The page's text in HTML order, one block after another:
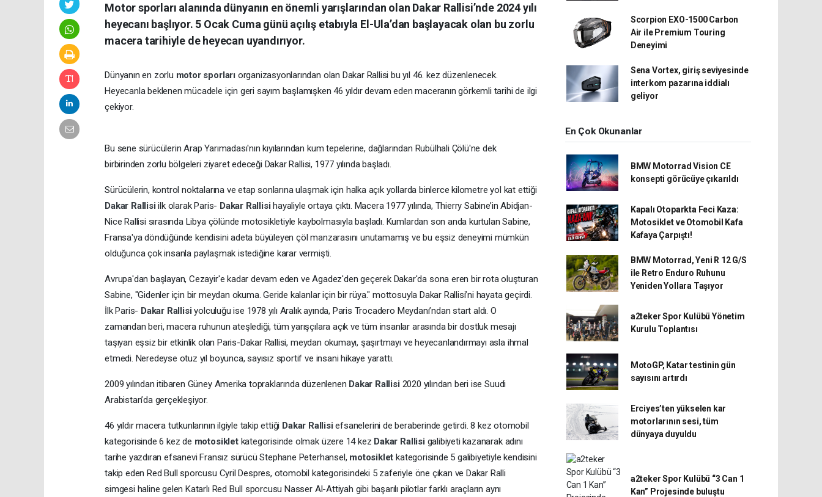
Motor sporları alanında dünyanın en önemli yarışlarından olan Dakar Rallisi’nde 2024 yılı
heyecanı başlıyor. 5 Ocak Cuma günü açılış etabıyla El-Ula’dan başlayacak olan bu zorlu
macera tarihiyle de heyecan uyandırıyor.
Dünyanın en zorlu motor sporları organizasyonlarından olan Dakar Rallisi bu yıl 46. kez düzenlenecek.
Heyecanla beklenen mücadele için geri sayım başlamışken 46 yıldır devam eden maceranın görkemli tarihi de ilgi
çekiyor.
Bu sene sürücülerin Arap Yarımadası'nın kıyılarından kum tepelerine, dağlarından Rubülhali Çölü'ne dek
birbirinden zorlu bölgeleri ziyaret edeceği Dakar Rallisi, 1977 yılında başladı.
Sürücülerin, kontrol noktalarına ve etap sonlarına ulaşmak için halka açık yollarda binlerce kilometre yol kat ettiği
Dakar Rallisiilk olarak Paris- Dakar Rallisi hayaliyle ortaya çıktı. Macera 1977 yılında, Thierry Sabine’in Abidjan-
Nice Rallisi sırasında Libya çölünde motosikletiyle kaybolmasıyla başladı. Kumlardan son anda kurtulan Sabine,
Fransa'ya döndüğünde kendisini adeta büyüleyen çöl manzarasını unutamamış ve bu eşsiz deneyimi mümkün
olduğunca çok insanla paylaşmak istediğine karar vermişti.
Avrupa'dan başlayan, Cezayir'e kadar devam eden ve Agadez'den geçerek Dakar'da sona eren bir rota oluşturan
Sabine, "Gidenler için bir meydan okuma. Geride kalanlar için bir rüya." mottosuyla Dakar Rallisi’ni hayata geçirdi.
İlk Paris- Dakar Rallisiyolculuğu ise 1978 yılı Aralık ayında, Paris Trocadero Meydanı’ndan start aldı. O
zamandan beri, macera ruhunun ateşlediği, tüm yarışçılara açık ve tüm insanlar arasında bir dostluk mesajı
taşıyan eşsiz bir etkinlik olan Paris-Dakar Rallisi, meydan okumayı, şaşırtmayı ve heyecanlandırmayı asla ihmal
etmedi. Neredeyse otuz yıl boyunca, sayısız sportif ve insani hikaye yarattı.
2009 yılından itibaren Güney Amerika topraklarında düzenlenen Dakar Rallisi 2020 yılından beri ise Suudi
Arabistan’da gerçekleşiyor.
46 yıldır macera tutkunlarının ilgiyle takip ettiği Dakar Rallisiefsanelerini de beraberinde getirdi. 8 kez otomobil
kategorisinde 6 kez de motosiklet kategorisinde olmak üzere 14 kez Dakar Rallisi galibiyeti kazanarak adını
tarihe yazdıran efsanevi Fransız sürücü Stephane Peterhansel, motosiklet kategorisinde 5 galibiyetiyle kendisini
takip eden Red Bull sporcusu Cyril Despres, otomobil kategorisindeki 5 zaferiyle öne çıkan ve Dakar Ralli
simgesi haline gelen Katarlı Red Bull sporcusu Nasser Al-Attiyah gibi başarılı pilotlar farklı araçların aynı
Scorpion EXO-1500 Carbon
Air ile Premium Touring
Deneyimi
Sena Vortex, giriş seviyesinde
interkom pazarına iddialı
geliyor
En Çok Okunanlar
BMW Motorrad Vision CE
konsepti görücüye çıkarıldı
Kapalı Otoparkta Feci Kaza:
Motosiklet ve Otomobil Kafa
Kafaya Çarpıştı!
BMW Motorrad, Yeni R 12 G/S
ile Retro Enduro Ruhunu
Yeniden Yollara Taşıyor
a2teker Spor Kulübü Yönetim
Kurulu Toplantısı
MotoGP, Katar testinin gün
sayısını artırdı
Erciyes’ten yükselen kar
motorlarının sesi, tüm
dünyaya duyuldu
a2teker Spor Kulübü “3 Can 1
Kan” Projesinde buluştu